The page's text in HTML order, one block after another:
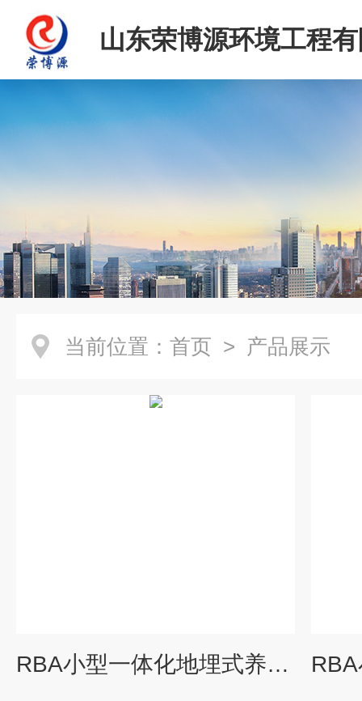
山东荣博源环境工程
当前位置： 首页 > 产品展示
RBA小型一体化地埋式养老院污水处理设备配套